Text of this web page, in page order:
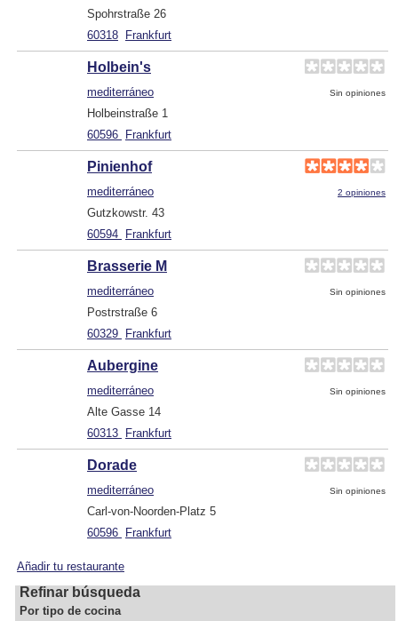
Spohrstraße 26
60318 Frankfurt
Holbein's
mediterráneo Sin opiniones
Holbeinstraße 1
60596 Frankfurt
Pinienhof
mediterráneo 2 opiniones
Gutzkowstr. 43
60594 Frankfurt
Brasserie M
mediterráneo Sin opiniones
Postrstraße 6
60329 Frankfurt
Aubergine
mediterráneo Sin opiniones
Alte Gasse 14
60313 Frankfurt
Dorade
mediterráneo Sin opiniones
Carl-von-Noorden-Platz 5
60596 Frankfurt
Añadir tu restaurante
Refinar búsqueda
Por tipo de cocina